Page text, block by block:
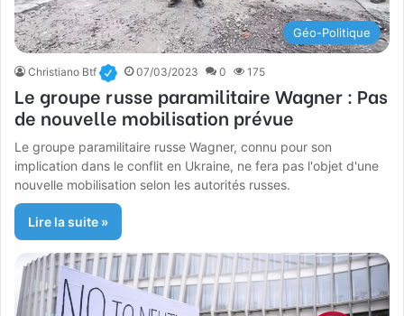
Géo-Politique
Christiano Btf 07/03/2023 0 175
Le groupe russe paramilitaire Wagner : Pas
de nouvelle mobilisation prévue
Le groupe paramilitaire russe Wagner, connu pour son
implication dans le conflit en Ukraine, ne fera pas l'objet d'une
nouvelle mobilisation selon les autorités russes.
Lire la suite »